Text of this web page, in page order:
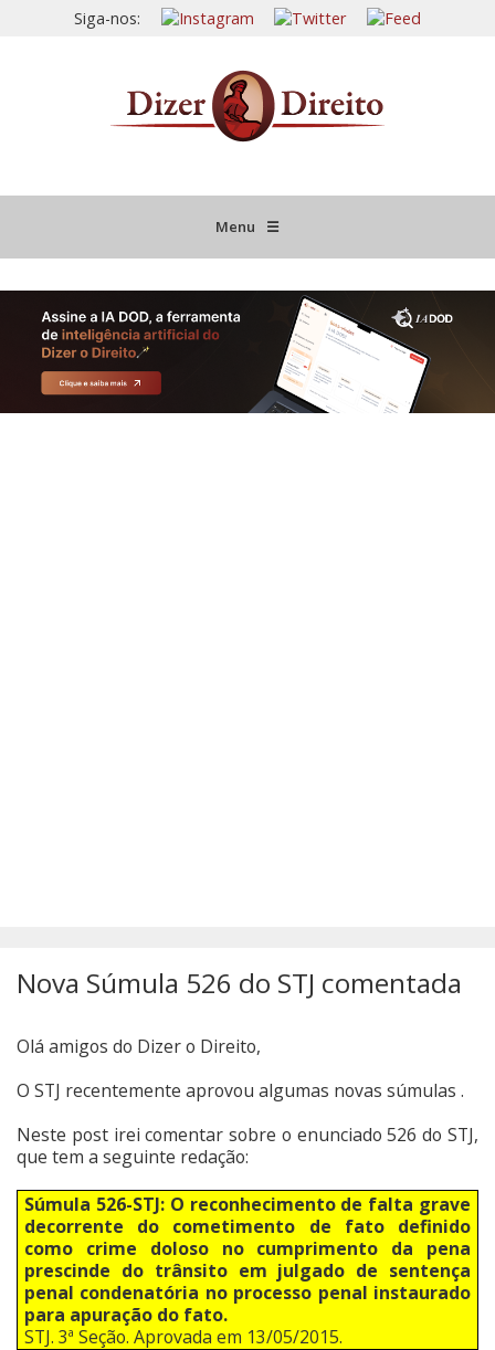
Siga-nos:
Menu ☰
JURISPRUDÊNCIA COMENTADA
INFORMATIVOS COMENTADOS
Nova Súmula 526 do STJ comentada
Olá amigos do Dizer o Direito,
O STJ recentemente aprovou algumas novas súmulas .
Neste post irei comentar sobre o enunciado 526 do STJ,
que tem a seguinte redação:
Súmula 526-STJ: O reconhecimento de falta grave
decorrente do cometimento de fato definido
como crime doloso no cumprimento da pena
prescinde do trânsito em julgado de sentença
penal condenatória no processo penal instaurado
para apuração do fato.
STJ. 3ª Seção. Aprovada em 13/05/2015.